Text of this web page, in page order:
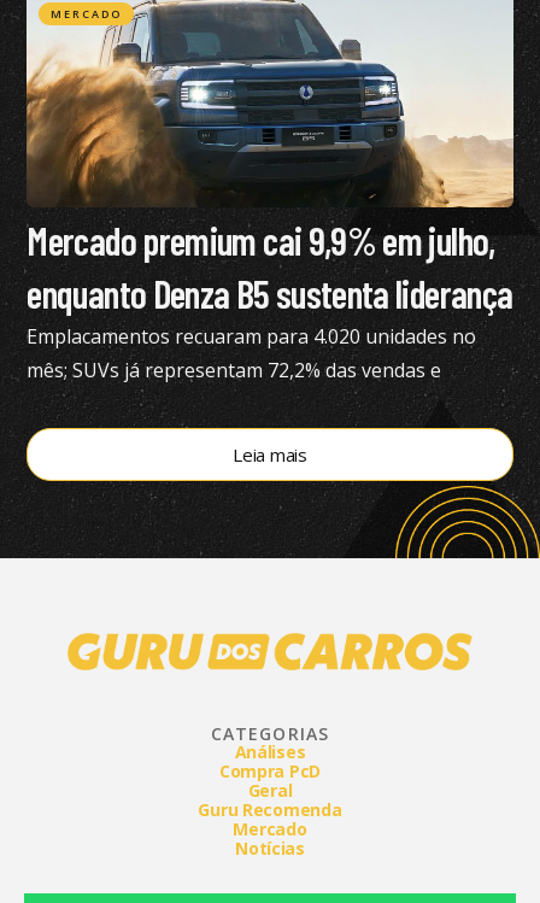
MERCADO
Mercado premium cai 9,9% em julho,
enquanto Denza B5 sustenta liderança
Emplacamentos recuaram para 4.020 unidades no
mês; SUVs já representam 72,2% das vendas e
modelos eletrificados respondem por 55,4% do
segmento, aponta a Bright Consulting.
Leia mais
CATEGORIAS
Análises
Compra PcD
Geral
Guru Recomenda
Mercado
Notícias